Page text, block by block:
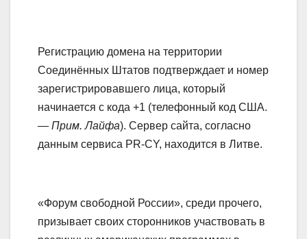
Регистрацию домена на территории
Соединённых Штатов подтверждает и номер
зарегистрировавшего лица, который
начинается с кода +1 (телефонный код США.
— Прим. Лайфа). Сервер сайта, согласно
данным сервиса PR-CY, находится в Литве.
«Форум свободной России», среди прочего,
призывает своих сторонников участвовать в